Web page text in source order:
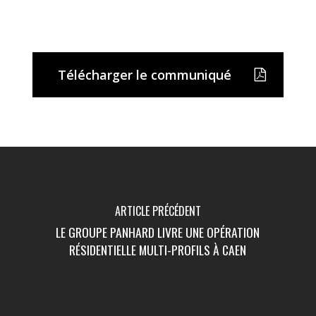
Télécharger le communiqué
ARTICLE PRÉCÉDENT
LE GROUPE PANHARD LIVRE UNE OPÉRATION
RÉSIDENTIELLE MULTI-PROFILS À CAEN